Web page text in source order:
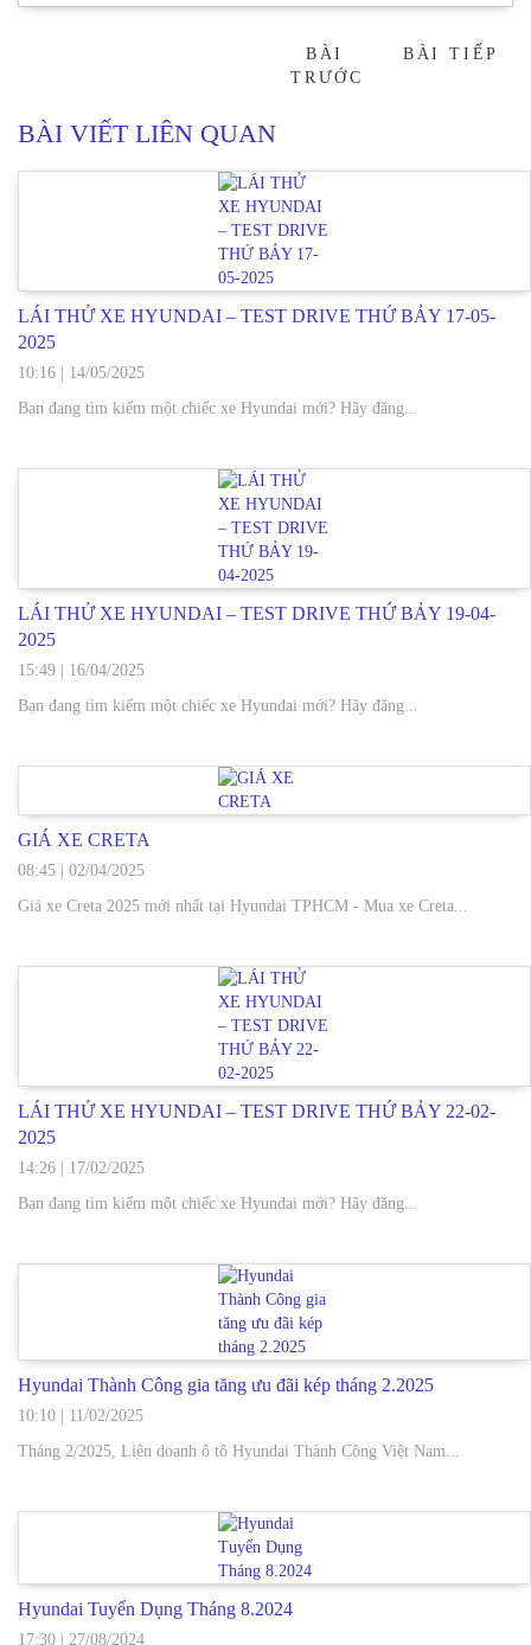
BÀI
TRƯỚC
BÀI TIẾP→
BÀI VIẾT LIÊN QUAN
LÁI THỬ XE HYUNDAI – TEST DRIVE THỨ BẢY 17-05-
2025
10:16
14/05/2025
Bạn đang tìm kiếm một chiếc xe Hyundai mới? Hãy đăng...
LÁI THỬ XE HYUNDAI – TEST DRIVE THỨ BẢY 19-04-
2025
15:49
16/04/2025
Bạn đang tìm kiếm một chiếc xe Hyundai mới? Hãy đăng...
GIÁ XE CRETA
08:45
02/04/2025
Giá xe Creta 2025 mới nhất tại Hyundai TPHCM - Mua xe Creta...
LÁI THỬ XE HYUNDAI – TEST DRIVE THỨ BẢY 22-02-
2025
14:26
17/02/2025
Bạn đang tìm kiếm một chiếc xe Hyundai mới? Hãy đăng...
Hyundai Thành Công gia tăng ưu đãi kép tháng 2.2025
10:10
11/02/2025
Tháng 2/2025, Liên doanh ô tô Hyundai Thành Công Việt Nam...
Hyundai Tuyển Dụng Tháng 8.2024
17:30
27/08/2024